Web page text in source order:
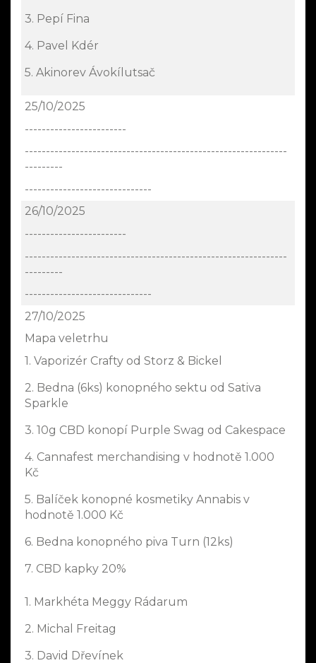
3. Pepí Fina
4. Pavel Kdér
5. Akinorev Ávokílutsač
25/10/2025
------------------------
--------------------------------------------------------------
---------
------------------------------
26/10/2025
------------------------
--------------------------------------------------------------
---------
------------------------------
27/10/2025
Mapa veletrhu
1. Vaporizér Crafty od Storz & Bickel
2. Bedna (6ks) konopného sektu od Sativa
Sparkle
3. 10g CBD konopí Purple Swag od Cakespace
4. Cannafest merchandising v hodnotě 1.000
Kč
5. Balíček konopné kosmetiky Annabis v
hodnotě 1.000 Kč
6. Bedna konopného piva Turn (12ks)
7. CBD kapky 20%
1. Markhéta Meggy Rádarum
2. Michal Freitag
3. David Dřevínek